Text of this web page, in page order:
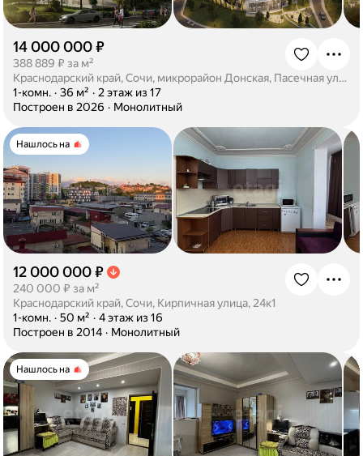
14 000 000 ₽
388 889 ₽ за м²
Краснодарский край, Сочи, микрорайон Донская, Пасечная улица, 63/3
1-комн. · 36 м² · 2 этаж из 17
Построен в 2026 · Монолитный
Нашлось на
12 000 000 ₽
240 000 ₽ за м²
Краснодарский край, Сочи, Кирпичная улица, 24к1
1-комн. · 50 м² · 4 этаж из 16
Построен в 2014 · Монолитный
Нашлось на